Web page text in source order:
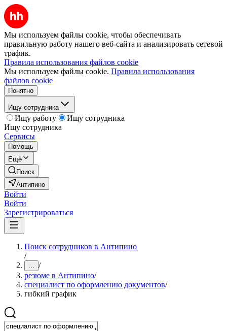
Мы используем файлы cookie, чтобы обеспечивать
правильную работу нашего веб-сайта и анализировать сетевой
трафик.
Правила использования файлов cookie
Мы используем файлы cookie. Правила использования
файлов cookie
Понятно
Ищу сотрудника
Ищу работу
Ищу сотрудника
Ищу сотрудника
Сервисы
Помощь
Ещё
Поиск
Антипино
Войти
Войти
Зарегистрироваться
Поиск сотрудников в Антипино
/
... /
резюме в Антипино/
специалист по оформлению документов/
гибкий график